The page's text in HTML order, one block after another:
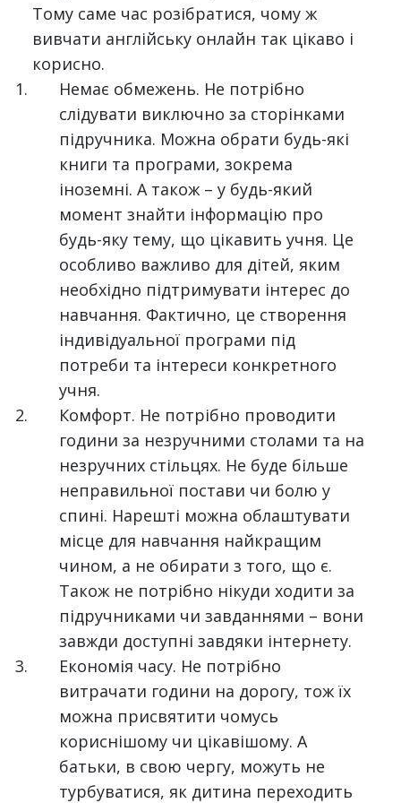
Тому саме час розібратися, чому ж
вивчати англійську онлайн так цікаво і
корисно.
Немає обмежень. Не потрібно
слідувати виключно за сторінками
підручника. Можна обрати будь-які
книги та програми, зокрема
іноземні. А також – у будь-який
момент знайти інформацію про
будь-яку тему, що цікавить учня. Це
особливо важливо для дітей, яким
необхідно підтримувати інтерес до
навчання. Фактично, це створення
індивідуальної програми під
потреби та інтереси конкретного
учня.
Комфорт. Не потрібно проводити
години за незручними столами та на
незручних стільцях. Не буде більше
неправильної постави чи болю у
спині. Нарешті можна облаштувати
місце для навчання найкращим
чином, а не обирати з того, що є.
Також не потрібно нікуди ходити за
підручниками чи завданнями – вони
завжди доступні завдяки інтернету.
Економія часу. Не потрібно
витрачати години на дорогу, тож їх
можна присвятити чомусь
кориснішому чи цікавішому. А
батьки, в свою чергу, можуть не
турбуватися, як дитина переходить